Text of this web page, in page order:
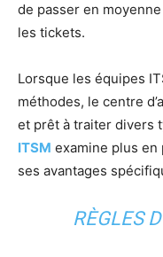
de passer en
les tickets.
Lorsque les équipes
méthodes, le centre
et prêt à traiter divers
ITSM examine plus
ses avantages
RÈGLES